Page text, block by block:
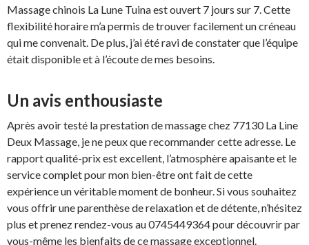
Massage chinois La Lune Tuina est ouvert 7 jours sur 7. Cette
flexibilité horaire m’a permis de trouver facilement un créneau
qui me convenait. De plus, j’ai été ravi de constater que l’équipe
était disponible et à l’écoute de mes besoins.
Un avis enthousiaste
Après avoir testé la prestation de massage chez 77130 La Line
Deux Massage, je ne peux que recommander cette adresse. Le
rapport qualité-prix est excellent, l’atmosphère apaisante et le
service complet pour mon bien-être ont fait de cette
expérience un véritable moment de bonheur. Si vous souhaitez
vous offrir une parenthèse de relaxation et de détente, n’hésitez
plus et prenez rendez-vous au 0745449364 pour découvrir par
vous-même les bienfaits de ce massage exceptionnel.